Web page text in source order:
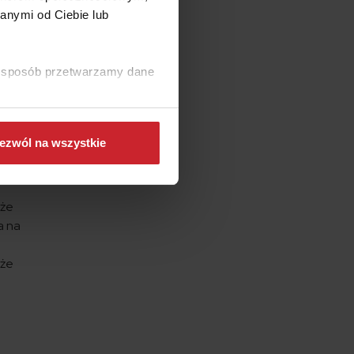
od Ciebie lub
przetwarzamy dane
na wszystkie
lub
na